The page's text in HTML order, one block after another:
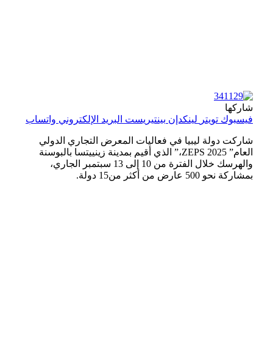
شاركها
فيسبوك تويتر لينكدإن بينتيريست البريد الإلكتروني واتساب
شاركت دولة ليبيا في فعاليات المعرض التجاري الدولي
العام” ZEPS 2025،” الذي أقيم بمدينة زينييتسا بالبوسنة
والهرسك خلال الفترة من 10 إلى 13 سبتمبر الجاري،
بمشاركة نحو 500 عارض من أكثر من15 دولة.